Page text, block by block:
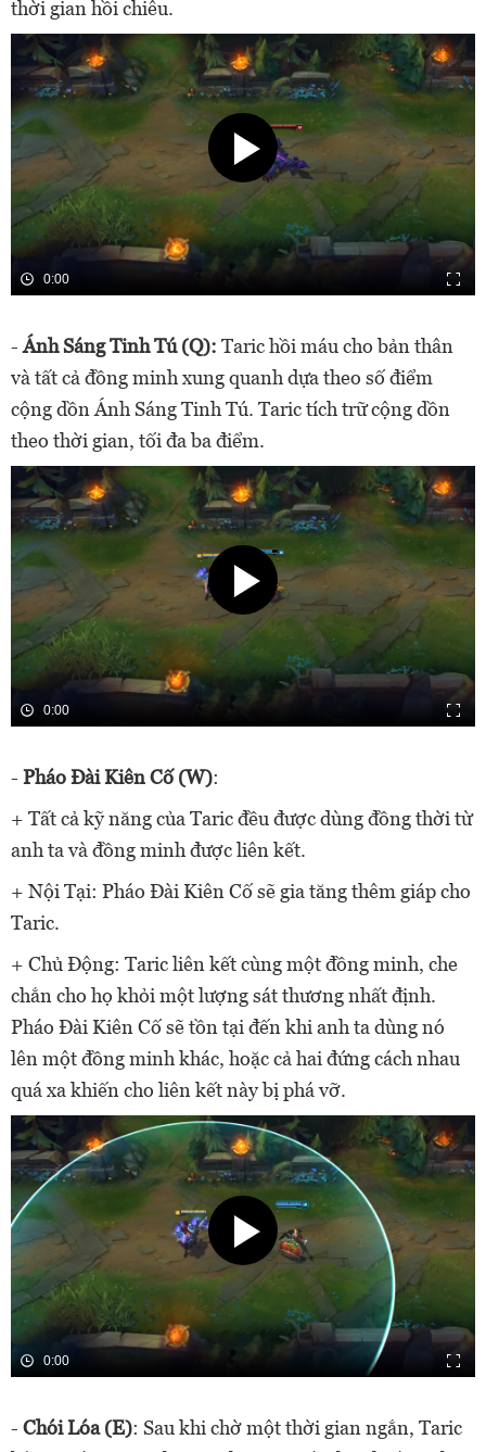
thời gian hồi chiêu.
0:00
-Ánh Sáng Tinh Tú (Q): Taric hồi máu cho bản thân
và tất cả đồng minh xung quanh dựa theo số điểm
cộng dồn Ánh Sáng Tinh Tú. Taric tích trữ cộng dồn
theo thời gian, tối đa ba điểm.
0:00
- Pháo Đài Kiên Cố (W):
+ Tất cả kỹ năng của Taric đều được dùng đồng thời từ
anh ta và đồng minh được liên kết.
+ Nội Tại: Pháo Đài Kiên Cố sẽ gia tăng thêm giáp cho
Taric.
+ Chủ Động: Taric liên kết cùng một đồng minh, che
chắn cho họ khỏi một lượng sát thương nhất định.
Pháo Đài Kiên Cố sẽ tồn tại đến khi anh ta dùng nó
lên một đồng minh khác, hoặc cả hai đứng cách nhau
quá xa khiến cho liên kết này bị phá vỡ.
0:00
- Chói Lóa (E): Sau khi chờ một thời gian ngắn, Taric